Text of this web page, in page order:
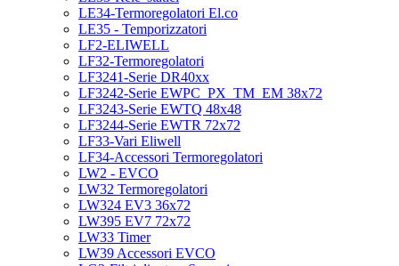
LE34-Termoregolatori El.co
LE35 - Temporizzatori
LF2-ELIWELL
LF32-Termoregolatori
LF3241-Serie DR40xx
LF3242-Serie EWPC_PX_TM_EM 38x72
LF3243-Serie EWTQ 48x48
LF3244-Serie EWTR 72x72
LF33-Vari Eliwell
LF34-Accessori Termoregolatori
LW2 - EVCO
LW32 Termoregolatori
LW324 EV3 36x72
LW395 EV7 72x72
LW33 Timer
LW39 Accessori EVCO